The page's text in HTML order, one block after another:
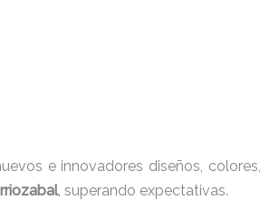
e innovadores diseños,
, superando expectativas.